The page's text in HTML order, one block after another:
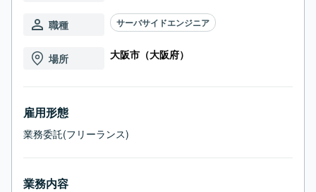
職種 サーバサイドエンジニア
場所 大阪市（大阪府）
雇用形態
業務委託(フリーランス)
業務内容